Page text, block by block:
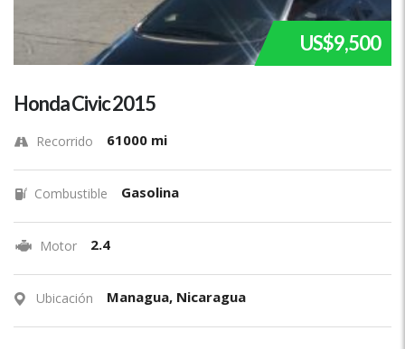
US$9,500
Honda Civic 2015
Recorrido 61000 mi
Combustible Gasolina
Motor 2.4
Ubicación Managua, Nicaragua